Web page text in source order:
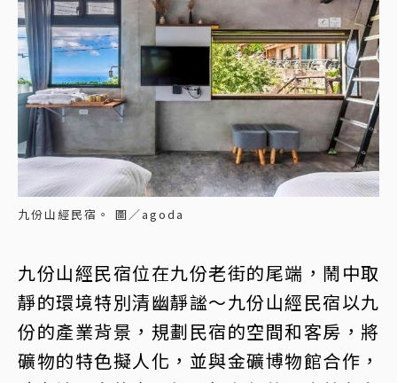
九份山經民宿。 圖／agoda
九份山經民宿位在九份老街的尾端，鬧中取
靜的環境特別清幽靜謐～九份山經民宿以九
份的產業背景，規劃民宿的空間和客房，將
礦物的特色擬人化，並與金礦博物館合作，